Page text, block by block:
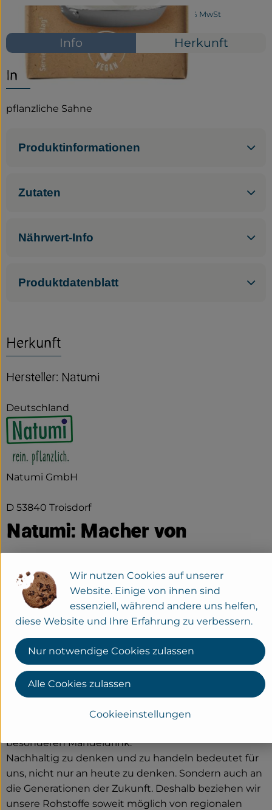
Service
Neues vom Hof
#37073 9,45 € 7% MwSt
Info Herkunft
Info
pflanzliche Sahne
Produktinformationen
Zutaten
Nährwert-Info
Produktdatenblatt
Herkunft
Hersteller: Natumi
Deutschland
Natumi GmbH
D 53840 Troisdorf
Natumi: Macher von
Überzeugung
Wir bei Natumi entwickeln und produzieren
verschiedene Pflanzendrinks und Cuisine-Produkte
in Bioqualität, die alle von Natur aus laktose-,
teilweise auch glutenfrei und besonders für die
vegane Ernährung geeignet sind. Das Portfolio reicht
vom klassischen Soja- oder Reisdrink bis zum
besonderen Mandeldrink.
Nachhaltig zu denken und zu handeln bedeutet für
uns, nicht nur an heute zu denken. Sondern auch an
die Generationen der Zukunft. Deshalb beziehen wir
unsere Rohstoffe soweit möglich von regionalen
Wir nutzen Cookies auf unserer
Website. Einige von ihnen sind
essenziell, während andere uns helfen,
diese Website und Ihre Erfahrung zu verbessern.
Cookieeinstellungen
Nur notwendige Cookies zulassen
Alle Cookies zulassen